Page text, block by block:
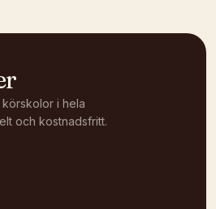
i hela
och kostnadsfritt.